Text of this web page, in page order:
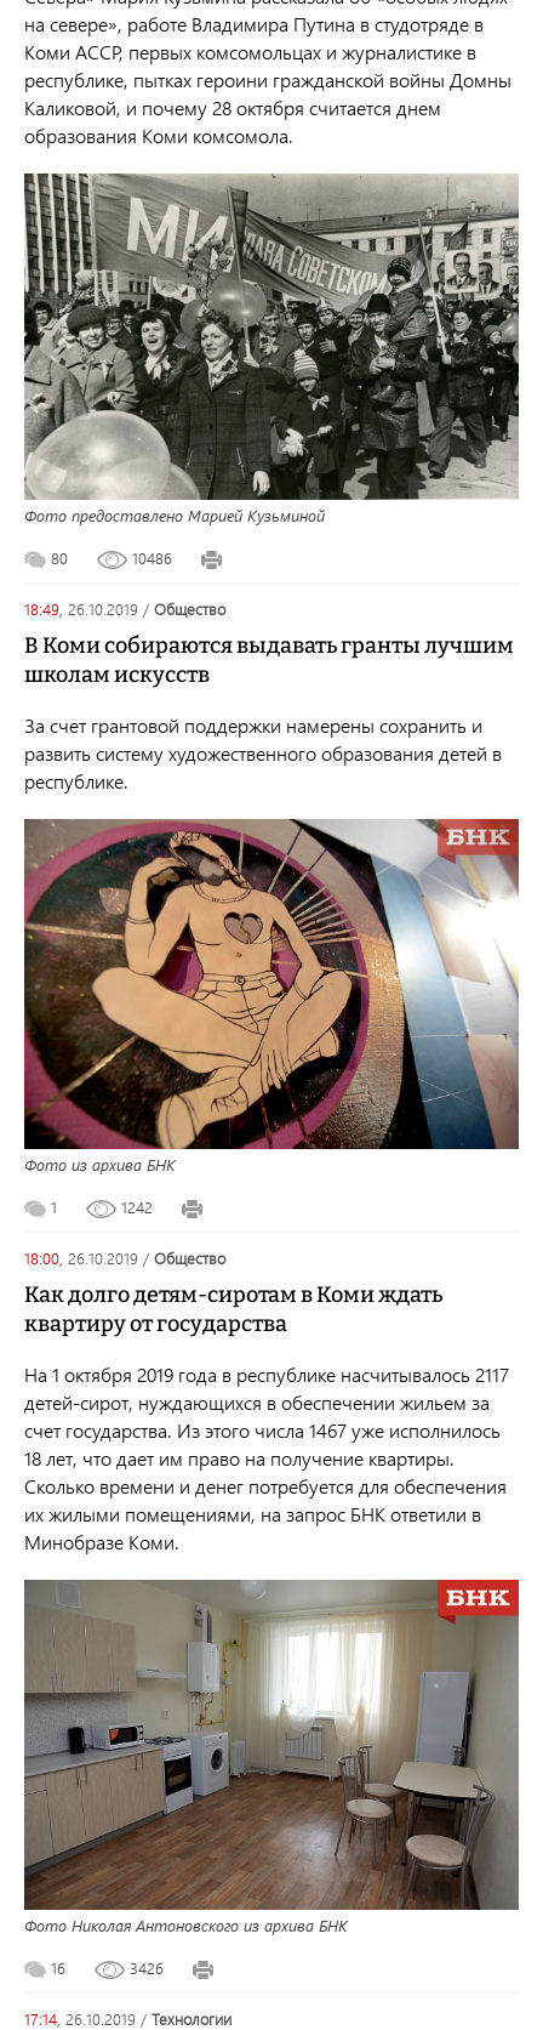
на севере», работе Владимира Путина в студотряде в
Коми АССР, первых комсомольцах и журналистике в
республике, пытках героини гражданской войны Домны
Каликовой, и почему 28 октября считается днем
образования Коми комсомола.
Фото предоставлено Марией Кузьминой
80 10486
18:49, 26.10.2019 / общество
В Коми собираются выдавать гранты лучшим
школам искусств
За счет грантовой поддержки намерены сохранить и
развить систему художественного образования детей в
республике.
Фото из архива БНК
1 1242
18:00, 26.10.2019 / общество
Как долго детям-сиротам в Коми ждать
квартиру от государства
На 1 октября 2019 года в республике насчитывалось 2117
детей-сирот, нуждающихся в обеспечении жильем за
счет государства. Из этого числа 1467 уже исполнилось
18 лет, что дает им право на получение квартиры.
Сколько времени и денег потребуется для обеспечения
их жилыми помещениями, на запрос БНК ответили в
Минобразе Коми.
Фото Николая Антоновского из архива БНК
16 3426
17:14, 26.10.2019 / технологии